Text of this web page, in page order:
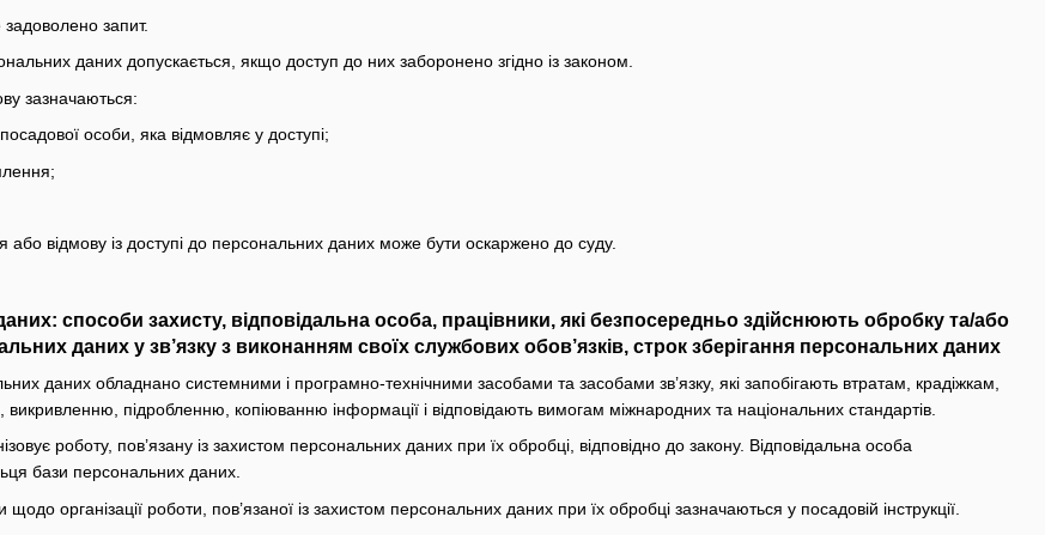
запит.
даних допускається, якщо доступ до них заборонено згідно із законом.
зазначаються:
особи, яка відмовляє у доступі;
або відмову із доступі до персональних даних може бути оскаржено до суду.
способи захисту, відповідальна особа, працівники, які безпосередньо здійснюють обробку та/або
даних у зв’язку з виконанням своїх службових обов’язків, строк зберігання персональних даних
даних обладнано системними і програмно-технічними засобами та засобами зв’язку, які запобігають втратам, крадіжкам,
підробленню, копіюванню інформації і відповідають вимогам міжнародних та національних стандартів.
роботу, пов’язану із захистом персональних даних при їх обробці, відповідно до закону. Відповідальна особа
бази персональних даних.
щодо організації роботи, пов’язаної із захистом персональних даних при їх обробці зазначаються у посадовій інструкції.